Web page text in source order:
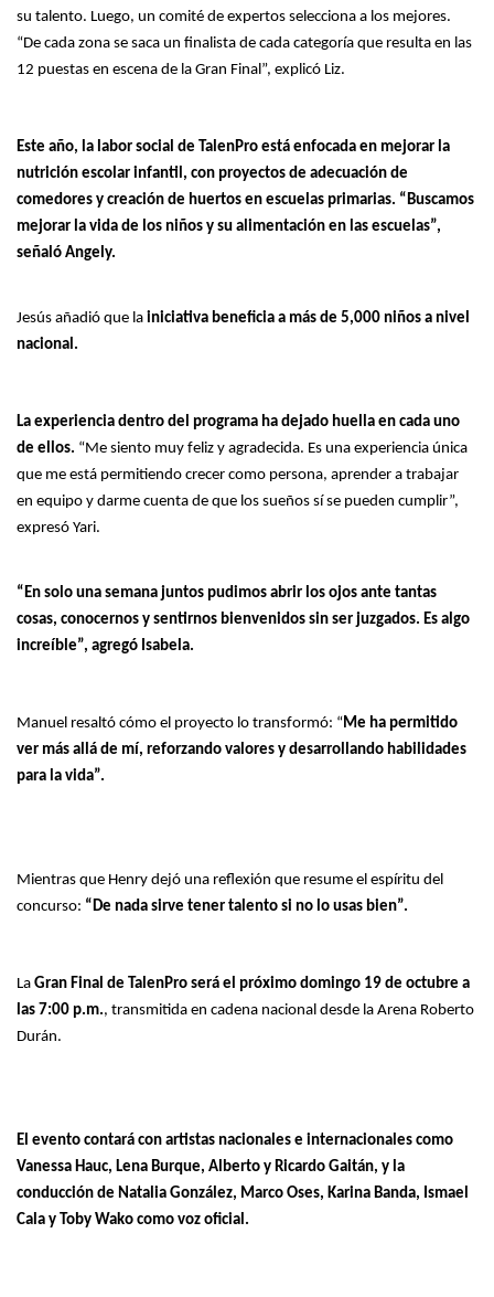
su talento. Luego, un comité de expertos selecciona a los mejores.
“De cada zona se saca un finalista de cada categoría que resulta en las
12 puestas en escena de la Gran Final”, explicó Liz.
Este año, la labor social de TalenPro está enfocada en mejorar la
nutrición escolar infantil, con proyectos de adecuación de
comedores y creación de huertos en escuelas primarias. “Buscamos
mejorar la vida de los niños y su alimentación en las escuelas”,
señaló Angely.
Jesús añadió que la iniciativa beneficia a más de 5,000 niños a nivel
nacional.
La experiencia dentro del programa ha dejado huella en cada uno
de ellos. “Me siento muy feliz y agradecida. Es una experiencia única
que me está permitiendo crecer como persona, aprender a trabajar
en equipo y darme cuenta de que los sueños sí se pueden cumplir”,
expresó Yari.
“En solo una semana juntos pudimos abrir los ojos ante tantas
cosas, conocernos y sentirnos bienvenidos sin ser juzgados. Es algo
increíble”, agregó Isabela.
Manuel resaltó cómo el proyecto lo transformó: “Me ha permitido
ver más allá de mí, reforzando valores y desarrollando habilidades
para la vida”.
Mientras que Henry dejó una reflexión que resume el espíritu del
concurso: “De nada sirve tener talento si no lo usas bien”.
La Gran Final de TalenPro será el próximo domingo 19 de octubre a
las 7:00 p.m., transmitida en cadena nacional desde la Arena Roberto
Durán.
El evento contará con artistas nacionales e internacionales como
Vanessa Hauc, Lena Burque, Alberto y Ricardo Gaitán, y la
conducción de Natalia González, Marco Oses, Karina Banda, Ismael
Cala y Toby Wako como voz oficial.